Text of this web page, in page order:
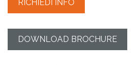
RICHIEDI INFO
DOWNLOAD BROCHURE